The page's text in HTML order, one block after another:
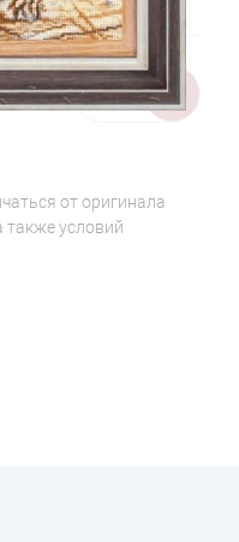
1/5
от оригинала
также условий